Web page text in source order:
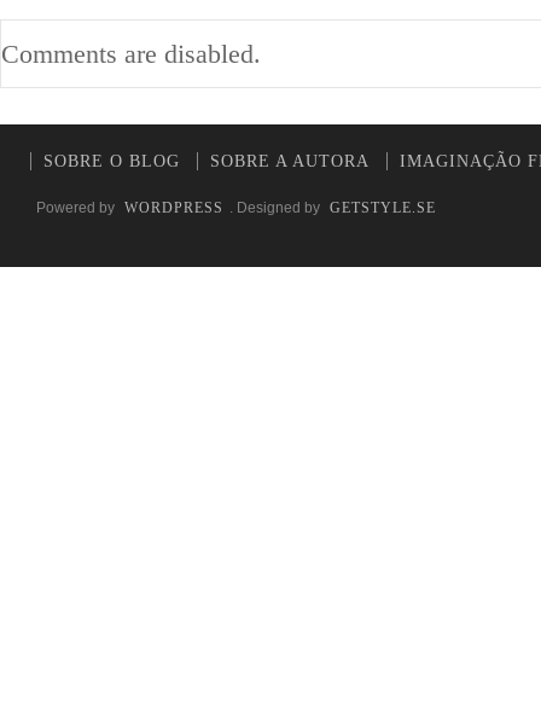
Comments are disabled.
SOBRE O BLOG SOBRE A AUTORA IMAGINAÇÃO
Powered by WORDPRESS . Designed by GETSTYLE.SE